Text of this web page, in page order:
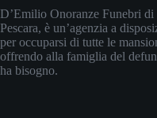
D’Emilio Onoranze Funebri
Pescara, è un’agenzia a
per occuparsi di tutte le
offrendo alla famiglia del
ha bisogno.